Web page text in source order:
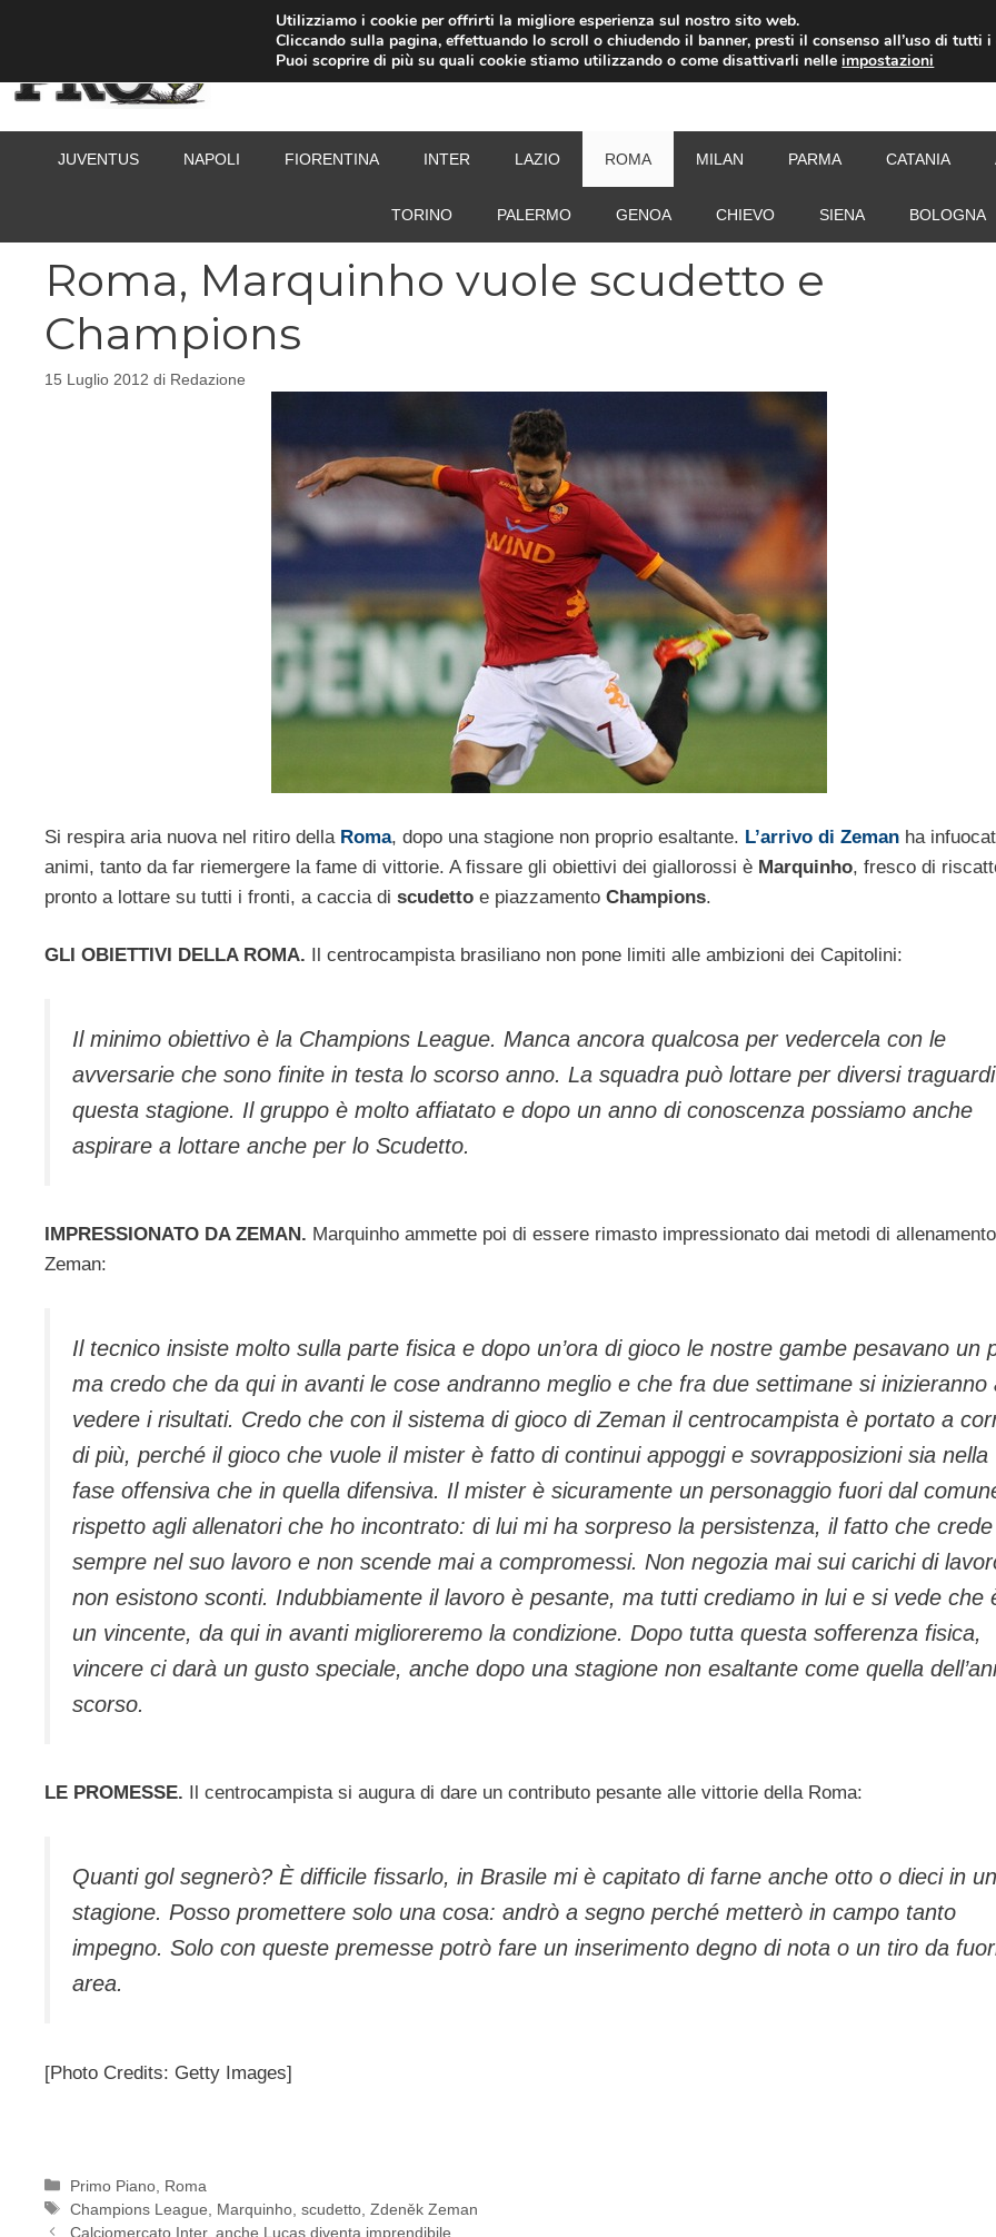
JUVENTUS NAPOLI FIORENTINA INTER LAZIO ROMA MILAN PARMA CATANIA
TORINO PALERMO GENOA CHIEVO SIENA BOLOGNA
Roma, Marquinho vuole scudetto e
Champions
15 Luglio 2012 di Redazione
Si respira aria nuova nel ritiro della Roma, dopo una stagione non proprio esaltante. L’arrivo di Zeman ha
animi, tanto da far riemergere la fame di vittorie. A fissare gli obiettivi dei giallorossi è Marquinho, fresco di
pronto a lottare su tutti i fronti, a caccia di scudetto e piazzamento Champions.
GLI OBIETTIVI DELLA ROMA. Il centrocampista brasiliano non pone limiti alle ambizioni dei Capitolini:
Il minimo obiettivo è la Champions League. Manca ancora qualcosa per vedercela con le
avversarie che sono finite in testa lo scorso anno. La squadra può lottare per diversi
questa stagione. Il gruppo è molto affiatato e dopo un anno di conoscenza possiamo anche
aspirare a lottare anche per lo Scudetto.
IMPRESSIONATO DA ZEMAN. Marquinho ammette poi di essere rimasto impressionato dai metodi di
Zeman:
Il tecnico insiste molto sulla parte fisica e dopo un’ora di gioco le nostre gambe pesavano un
ma credo che da qui in avanti le cose andranno meglio e che fra due settimane si inizieranno
vedere i risultati. Credo che con il sistema di gioco di Zeman il centrocampista è portato a
di più, perché il gioco che vuole il mister è fatto di continui appoggi e sovrapposizioni sia nella
fase offensiva che in quella difensiva. Il mister è sicuramente un personaggio fuori dal
rispetto agli allenatori che ho incontrato: di lui mi ha sorpreso la persistenza, il fatto che crede
sempre nel suo lavoro e non scende mai a compromessi. Non negozia mai sui carichi di
non esistono sconti. Indubbiamente il lavoro è pesante, ma tutti crediamo in lui e si vede che
un vincente, da qui in avanti miglioreremo la condizione. Dopo tutta questa sofferenza fisica,
vincere ci darà un gusto speciale, anche dopo una stagione non esaltante come quella
scorso.
LE PROMESSE. Il centrocampista si augura di dare un contributo pesante alle vittorie della Roma:
Quanti gol segnerò? È difficile fissarlo, in Brasile mi è capitato di farne anche otto o dieci in
stagione. Posso promettere solo una cosa: andrò a segno perché metterò in campo tanto
impegno. Solo con queste premesse potrò fare un inserimento degno di nota o un tiro da
area.
[Photo Credits: Getty Images]
Categorie
Primo Piano Roma
Tag
Champions League Marquinho ,scudetto ,Zdeněk Zeman
Calciomercato Inter, anche Lucas diventa imprendibile
Utilizziamo i cookie per offrirti la migliore esperienza sul nostro sito web.
Cliccando sulla pagina, effettuando lo scroll o chiudendo il banner, presti il consenso all’uso di tutti i
Puoi scoprire di più su quali cookie stiamo utilizzando o come disattivarli nelleimpostazioni